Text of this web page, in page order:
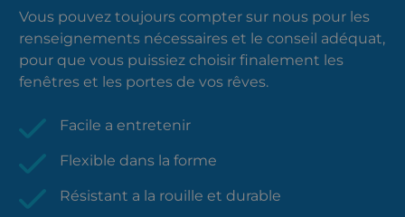
Vous pouvez toujours compter sur nous pour les
renseignements nécessaires et le conseil adéquat,
pour que vous puissiez choisir finalement les
fenêtres et les portes de vos rêves.
Facile a entretenir
Flexible dans la forme
Résistant a la rouille et durable